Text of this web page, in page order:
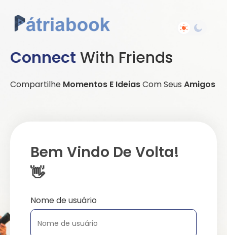
Connect With Friends
Compartilhe Momentos E IdeiasCom Seus Amigos
Bem Vindo De Volta!
👋
Nome de usuário